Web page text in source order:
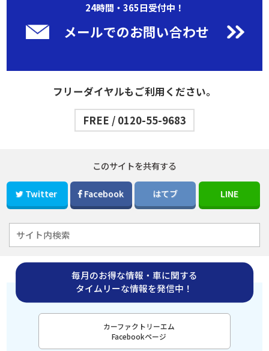
24時間・365日受付中！
メールでのお問い合わせ
フリーダイヤルもご利用ください。
FREE / 0120-55-9683
このサイトを共有する
Twitter Facebook はてブ LINE
毎月のお得な情報・車に関する
タイムリーな情報を発信中！
カーファクトリーエム
Facebookページ